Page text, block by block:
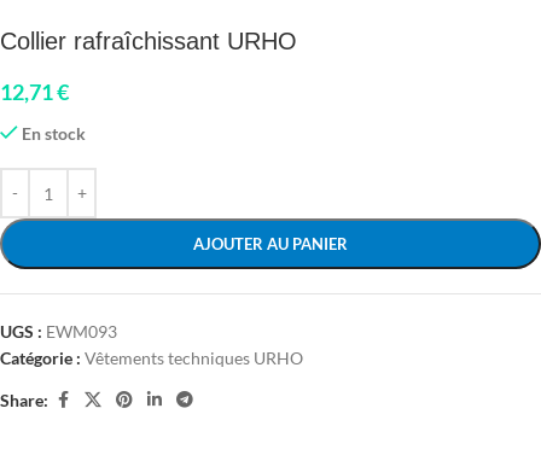
Collier rafraîchissant URHO
12,71€
En stock
AJOUTER AU PANIER
UGS : EWM093
Catégorie : Vêtements techniques URHO
Share: